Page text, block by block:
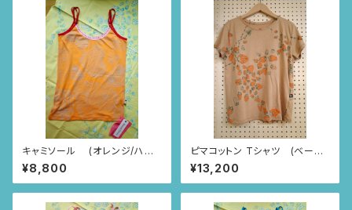
キャミソール (オレンジ/ハー
トニャンドゥティ柄)
¥8,800
ピマコットン Tシャツ (ベージ
ュ/いちごとあり柄)
¥13,200